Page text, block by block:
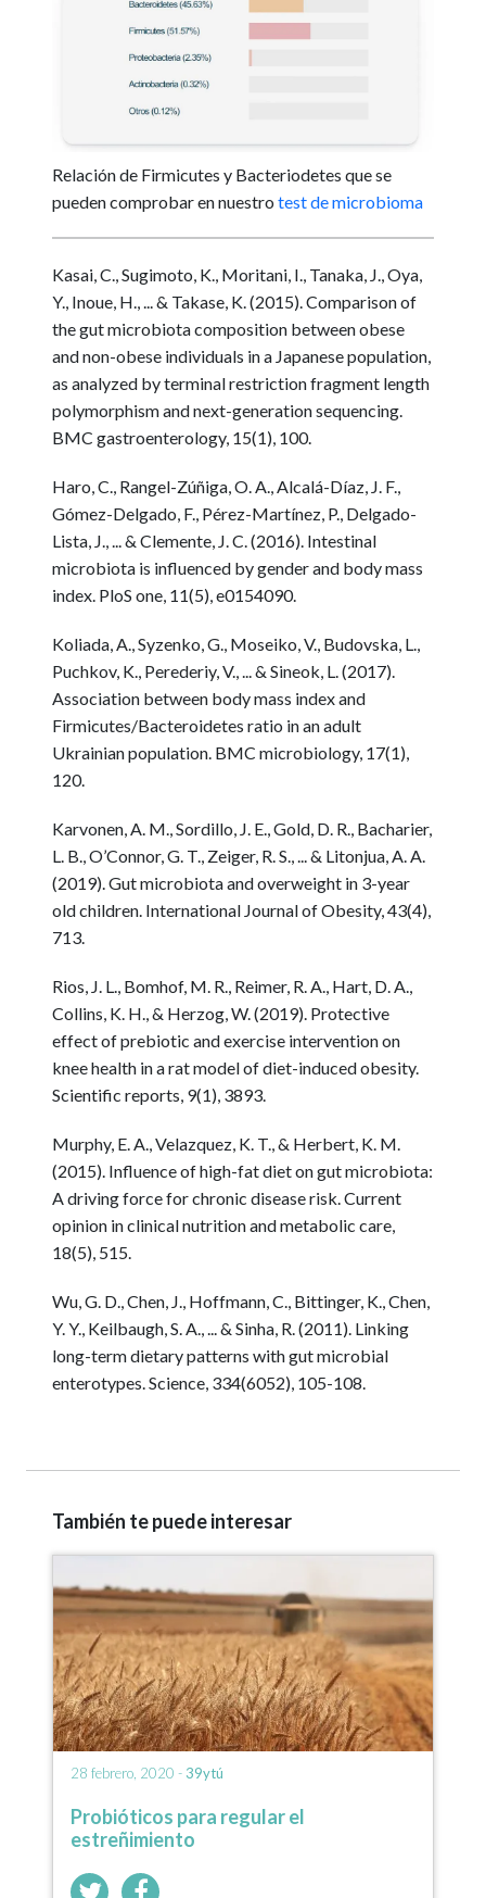
Relación de Firmicutes y Bacteriodetes que se
pueden comprobar en nuestro test de microbioma
Kasai, C., Sugimoto, K., Moritani, I., Tanaka, J., Oya,
Y., Inoue, H., ... & Takase, K. (2015). Comparison of
the gut microbiota composition between obese
and non-obese individuals in a Japanese population,
as analyzed by terminal restriction fragment length
polymorphism and next-generation sequencing.
BMC gastroenterology, 15(1), 100.
Haro, C., Rangel-Zúñiga, O. A., Alcalá-Díaz, J. F.,
Gómez-Delgado, F., Pérez-Martínez, P., Delgado-
Lista, J., ... & Clemente, J. C. (2016). Intestinal
microbiota is influenced by gender and body mass
index. PloS one, 11(5), e0154090.
Koliada, A., Syzenko, G., Moseiko, V., Budovska, L.,
Puchkov, K., Perederiy, V., ... & Sineok, L. (2017).
Association between body mass index and
Firmicutes/Bacteroidetes ratio in an adult
Ukrainian population. BMC microbiology, 17(1),
120.
Karvonen, A. M., Sordillo, J. E., Gold, D. R., Bacharier,
L. B., O’Connor, G. T., Zeiger, R. S., ... & Litonjua, A. A.
(2019). Gut microbiota and overweight in 3-year
old children. International Journal of Obesity, 43(4),
713.
Rios, J. L., Bomhof, M. R., Reimer, R. A., Hart, D. A.,
Collins, K. H., & Herzog, W. (2019). Protective
effect of prebiotic and exercise intervention on
knee health in a rat model of diet-induced obesity.
Scientific reports, 9(1), 3893.
Murphy, E. A., Velazquez, K. T., & Herbert, K. M.
(2015). Influence of high-fat diet on gut microbiota:
A driving force for chronic disease risk. Current
opinion in clinical nutrition and metabolic care,
18(5), 515.
Wu, G. D., Chen, J., Hoffmann, C., Bittinger, K., Chen,
Y. Y., Keilbaugh, S. A., ... & Sinha, R. (2011). Linking
long-term dietary patterns with gut microbial
enterotypes. Science, 334(6052), 105-108.
También te puede interesar
28 febrero, 2020 - 39ytú
Probióticos para regular el
estreñimiento